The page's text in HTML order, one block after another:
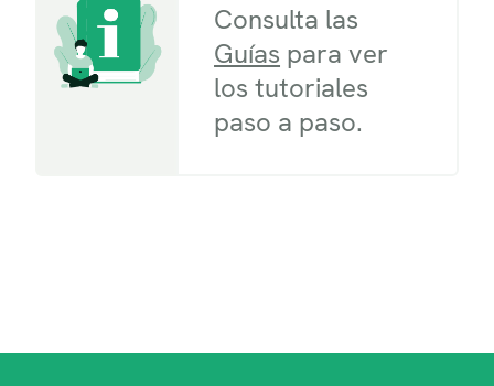
Consulta las
Guías para ver
los tutoriales
paso a paso.